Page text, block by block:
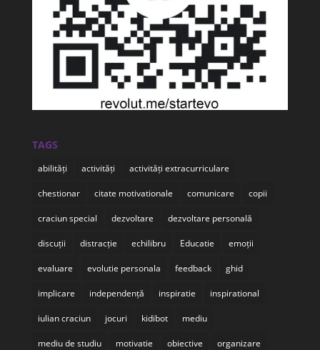
TAGS
abilități activități activități extracurriculare
chestionar citate motivationale comunicare copii
craciun special dezvoltare dezvoltare personală
discuții distracție echilibru Educatie emoții
evaluare evolutie personala feedback ghid
implicare independență inspiratie inspirational
iulian craciun jocuri kidibot mediu
mediu de studiu motivatie obiective organizare